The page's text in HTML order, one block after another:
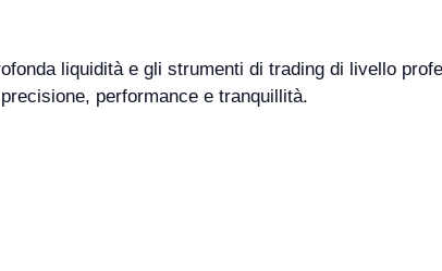
liquidità e gli strumenti di trading di livello
performance e tranquillità.